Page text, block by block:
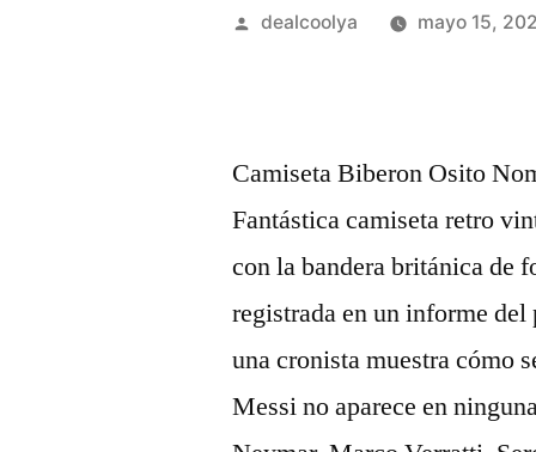
Publicado
dealcoolya mayo 15,
Camiseta Biberon Osito
Fantástica camiseta retro
con la bandera británica de
registrada en un informe
una cronista muestra cómo
Messi no aparece en